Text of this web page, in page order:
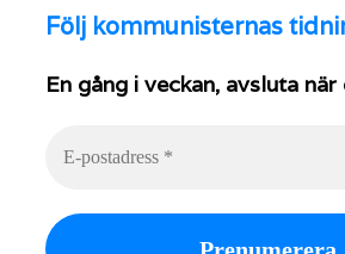
Följ kommunisternas
En gång i veckan, avsluta när